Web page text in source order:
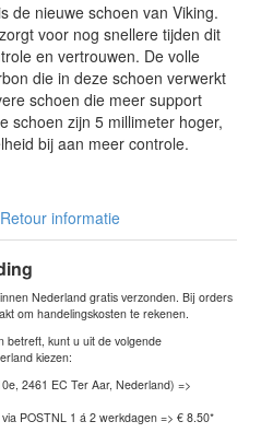
de nieuwe schoen van Viking.
voor nog snellere tijden dit
en vertrouwen. De volle
die in deze schoen verwerkt
schoen die meer support
schoen zijn 5 millimeter hoger,
bij aan meer controle.
Retour informatie
Nederland gratis verzonden. Bij orders
om handelingskosten te rekenen.
betreft, kunt u uit de volgende
kiezen:
2461 EC Ter Aar, Nederland) =>
POSTNL 1 á 2 werkdagen => € 8.50*